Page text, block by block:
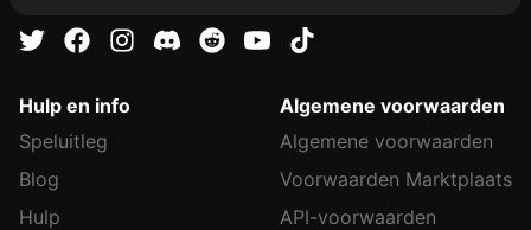
Hulp en info
Speluitleg
Blog
Hulp
Algemene voorwaarden
Algemene voorwaarden
Voorwaarden Marktplaats
API-voorwaarden